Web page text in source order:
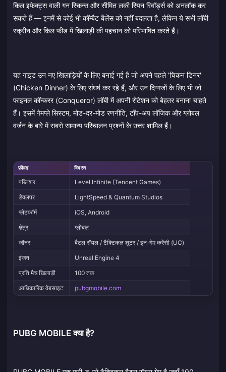
किल इफेक्ट्स वाली गन स्किन्स और सीमित लकी स्पिन रिवॉर्ड्स को अनलॉक कर
सकते हैं — इनमें से कोई भी कॉम्बैट बैलेंस को नहीं बदलता है, लेकिन ये सभी लॉबी
स्क्रीन और किल फीड में खिलाड़ी की पहचान को परिभाषित करते हैं।
यह गाइड उन नए खिलाड़ियों के लिए बनाई गई है जो अपने पहले 'चिकन डिनर'
(Chicken Dinner) के लिए संघर्ष कर रहे हैं, और उन दिग्गजों के लिए भी जो
फाइनल कॉन्करर (Conqueror) लॉबी में अपनी रोटेशन को बेहतर बनाना चाहते
हैं। इसमें गेमप्ले सिस्टम, मोड-दर-मोड रणनीति, टॉप-अप लॉजिक और ग्लोबल
वर्जन के बारे में सबसे सामान्य परिचालन प्रश्नों के उत्तर शामिल हैं।
फ़ील्ड विवरण
पब्लिशर
Level Infinite (Tencent Games)
डेवलपर
LightSpeed & Quantum Studios
प्लेटफॉर्म
iOS, Android
क्षेत्र
ग्लोबल
जॉनर
बैटल रॉयल / टैक्टिकल शूटर / इन-गेम करेंसी (UC)
इंजन
Unreal Engine 4
प्रति मैच खिलाड़ी
100 तक
आधिकारिक वेबसाइट
pubgmobile.com
PUBG MOBILE क्या है?